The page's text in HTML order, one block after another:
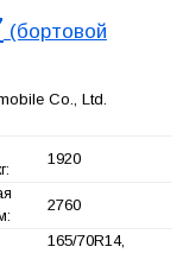
(бортовой
Co., Ltd.
1920
2760
165/70R14,